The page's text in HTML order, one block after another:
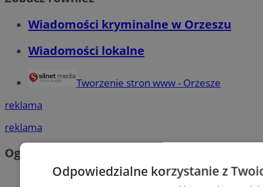
Wiadomości kryminalne w Orzeszu
Wiadomości lokalne
Tworzenie stron www - Orzesze
reklama
reklama
Ogłoszenia
Odpowiedzialne korzystanie z